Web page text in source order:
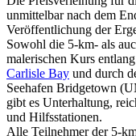
unmittelbar nach dem
Veröffentlichung der
Sowohl die 5-km- als
malerischen Kurs
Carlisle Bay und durch
Seehafen Bridgetown
gibt es Unterhaltung,
und Hilfsstationen.
Alle Teilnehmer der 5-